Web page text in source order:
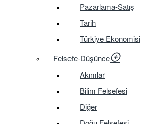
Pazarlama-Satış
Tarih
Türkiye Ekonomisi
Felsefe-Düşünce
Akımlar
Bilim Felsefesi
Diğer